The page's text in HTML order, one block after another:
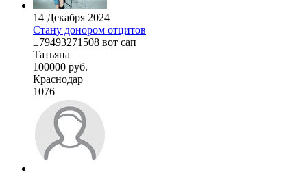
14 Декабря 2024
Стану донором отцитов
±79493271508 вот сап
Татьяна
100000 руб.
Краснодар
1076